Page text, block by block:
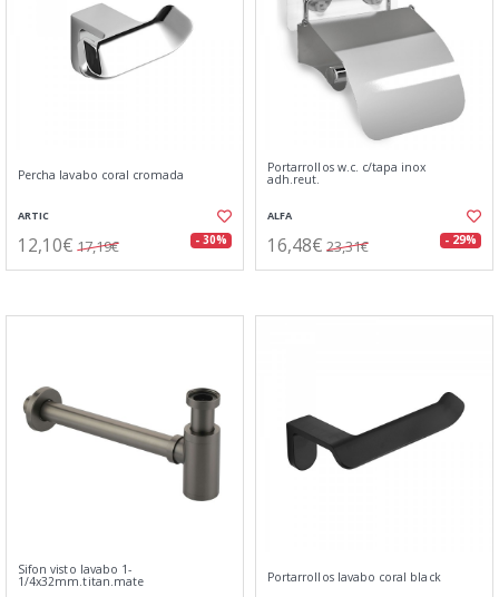
Percha lavabo coral cromada
ARTIC
12,10€ 17,19€ - 30%
Portarrollos w.c. c/tapa inox
adh.reut.
ALFA
16,48€ 23,31€ - 29%
Sifon visto lavabo 1-
1/4x32mm.titan.mate Portarrollos lavabo coral black